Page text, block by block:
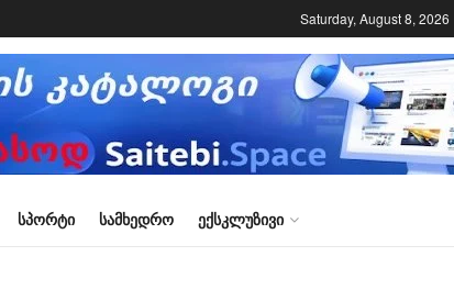
Saturday, August 8, 2026
ᲡᲞᲝᲠᲢᲘ ᲡᲐᲛᲮᲔᲓᲠᲝ ᲔᲥᲡᲙᲚᲣᲖᲘᲕᲘ